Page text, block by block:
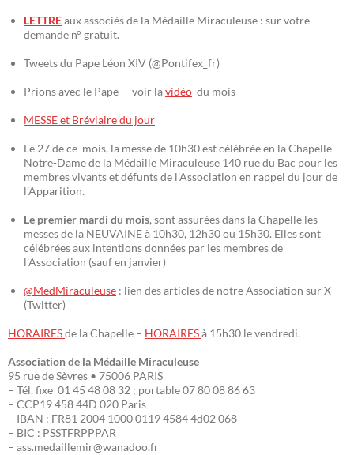
LETTREaux associés de la Médaille Miraculeuse : sur votre
demande n° gratuit.
Tweets du Pape Léon XIV (@Pontifex_fr)
Prions avec le Pape – voir lavidéo du mois
MESSE et Bréviaire du jour
Le 27 de ce mois, la messe de 10h30 est célébrée en la Chapelle
Notre-Dame de la Médaille Miraculeuse 140 rue du Bac pour les
membres vivants et défunts de l’Association en rappel du jour de
l’Apparition.
Le premier mardi du mois, sont assurées dans la Chapelle les
messes de la NEUVAINE à 10h30, 12h30 ou 15h30. Elles sont
célébrées aux intentions données par les membres de
l’Association (sauf en janvier)
@MedMiraculeuse : lien des articles de notre Association sur X
(Twitter)
HORAIRESde la Chapelle – HORAIRESà 15h30 le vendredi.
Association de la Médaille Miraculeuse
95 rue de Sèvres • 75006 PARIS
– Tél. fixe 01 45 48 08 32 ; portable 07 80 08 86 63
– CCP19 458 44D 020 Paris
– IBAN : FR81 2004 1000 0119 4584 4d02 068
– BIC : PSSTFRPPPAR
– ass.medaillemir@wanadoo.fr